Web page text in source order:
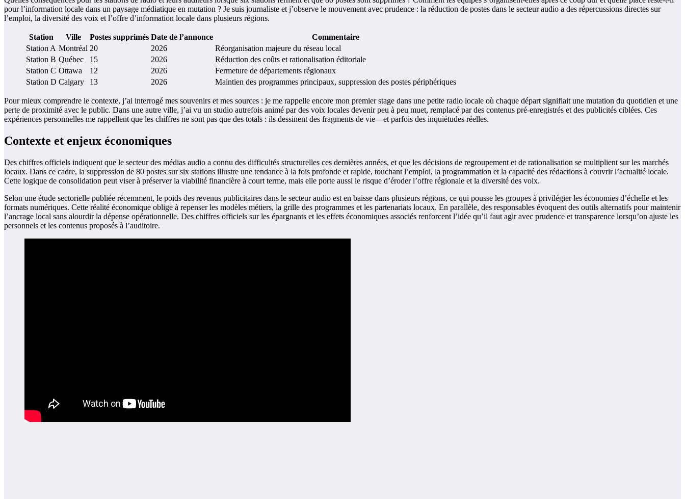
pour l’information locale dans un paysage médiatique en mutation ? Je suis journaliste et j’observe le mouvement avec prudence : la réduction de postes dans le secteur audio a des répercussions directes sur
l’emploi, la diversité des voix et l’offre d’information locale dans plusieurs régions.
Station Ville Postes supprimés Date de l’annonce
Commentaire
Station A Montréal 20 2026
Réorganisation majeure du réseau local
Station B Québec 15 2026
Réduction des coûts et rationalisation éditoriale
Station C Ottawa 12 2026
Fermeture de départements régionaux
Station D Calgary 13 2026 Maintien des programmes principaux, suppression des postes périphériques
Pour mieux comprendre le contexte, j’ai interrogé mes souvenirs et mes sources : je me rappelle encore mon premier stage dans une petite radio locale où chaque départ signifiait une mutation du quotidien et une
perte de proximité avec le public. Dans une autre ville, j’ai vu un studio autrefois animé par des voix locales devenir peu à peu muet, remplacé par des contenus pré-enregistrés et des publicités ciblées. Ces
expériences personnelles me rappellent que les chiffres ne sont pas que des totals : ils dessinent des fragments de vie—et parfois des inquiétudes réelles.
Contexte et enjeux économiques
Des chiffres officiels indiquent que le secteur des médias audio a connu des difficultés structurelles ces dernières années, et que les décisions de regroupement et de rationalisation se multiplient sur les marchés
locaux. Dans ce cadre, la suppression de 80 postes sur six stations illustre une tendance à la fois profonde et rapide, touchant l’emploi, la programmation et la capacité des rédactions à couvrir l’actualité locale.
Cette logique de consolidation peut viser à préserver la viabilité financière à court terme, mais elle porte aussi le risque d’éroder l’offre régionale et la diversité des voix.
Selon une étude sectorielle publiée récemment, le poids des revenus publicitaires dans le secteur audio est en baisse dans plusieurs régions, ce qui pousse les groupes à privilégier les économies d’échelle et les
formats numériques. Cette réalité économique oblige à repenser les modèles métiers, la grille des programmes et les partenariats locaux. En parallèle, des responsables évoquent des outils alternatifs pour maintenir
l’ancrage local sans alourdir la dépense opérationnelle. Des chiffres officiels sur les épargnants et les effets économiques associés renforcent l’idée qu’il faut agir avec prudence et transparence lorsqu’on ajuste les
personnels et les contenus proposés à l’auditoire.